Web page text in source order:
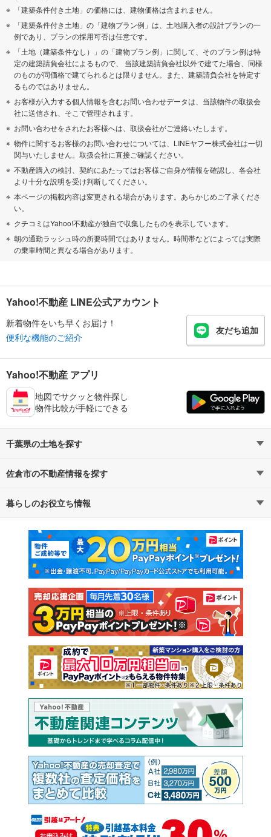
「建築条件付き土地」の価格には、建物価格は含まれません。
「建築条件付き土地」の「建物プラン例」は、土地購入者の設計プランの一
例であり、プランの採用可否は任意です。
「土地（建築条件なし）」の「建物プラン例」に関して、そのプラン例は特
定の建築請負会社によるもので、 当該建築請負会社以外で建てた場合、同様
のものが同価格で建てられるとは限りません。また、建築請負会社を特定す
るものではありません。
お客様が入力する個人情報を含むお問い合わせデータは、当該物件の取扱会
社に送信され、そこで管理されます。
お問い合わせをされたお客様へは、取扱会社がご連絡いたします。
物件に関するお客様のお問い合わせについては、LINEヤフー株式会社は一切
関与いたしません。取扱会社に直接ご確認ください。
不動産購入の検討、契約にあたってはお客様ご自身が情報を確認し、各会社
より十分な説明を受け判断してください。
本ページの掲載内容は変更される場合があります。あらかじめご了承くださ
い。
クチコミはYahoo!不動産が独自で収集したものを表示しています。
朝の通勤ラッシュ時の所要時間ではありません。時間帯などによっては実際
の乗車時間と異なる場合があります。
Yahoo!不動産 LINE公式アカウント
新着物件をいち早くお届け！
便利な機能のご紹介
友だち追加
Yahoo!不動産 アプリ
地図でサクッと物件探し
物件比較が手軽にできる
千葉県の土地を探す
路線・駅から探す
通勤・通学時間から探す
佐倉市の不動産情報を探す
不動産・住宅
新築マンション 中古マンション
新築一戸建て 中古一戸建て
注文住宅 土地
売却査定
暮らしのお役立ち情報
マンションカタログ 教えて！住まいの先生